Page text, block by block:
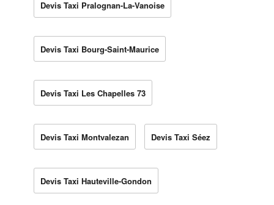
Devis Taxi Pralognan-La-Vanoise
Devis Taxi Bourg-Saint-Maurice
Devis Taxi Les Chapelles 73
Devis Taxi Montvalezan Devis Taxi Séez
Devis Taxi Hauteville-Gondon